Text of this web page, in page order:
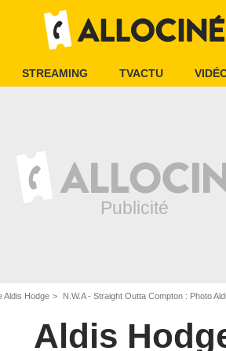
STREAMING TVACTU
Aldis Hodge N.W.A - Straight Outta Compton : Photo
Aldis